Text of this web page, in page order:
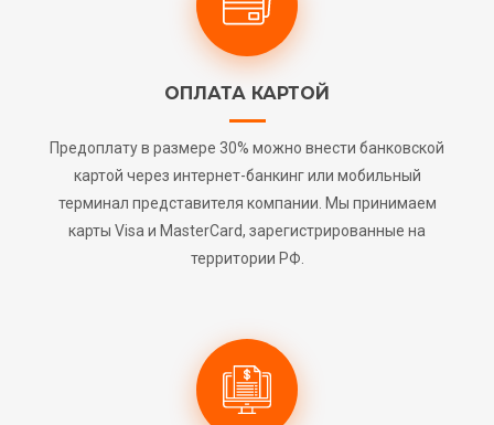
ОПЛАТА КАРТОЙ
Предоплату в размере 30% можно внести банковской
картой через интернет-банкинг или мобильный
терминал представителя компании. Мы принимаем
карты Visa и MasterCard, зарегистрированные на
территории РФ.